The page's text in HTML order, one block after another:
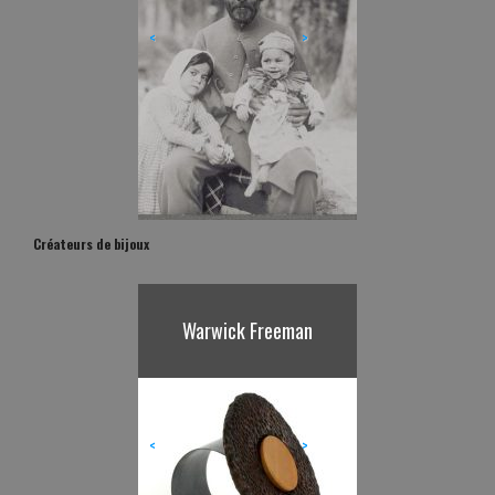
< >
Créateurs de bijoux
Warwick Freeman
Karl Fritsch
< >